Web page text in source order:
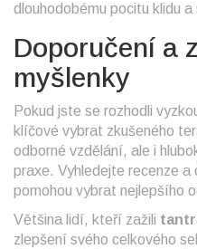
dlouhodobému pocitu klidu
Doporučení a
myšlenky
Pokud jste se rozhodli
klíčové vybrat zkušeného
odborné vzdělání, ale i
praxe. Vyhledejte recenze
pomohou vybrat nejlepšího
Většina lidí, kteří zažili
zlepšení svého celkového